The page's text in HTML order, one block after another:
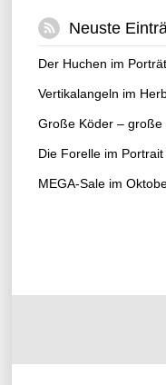
Neuste
Der Huchen im Porträt
Vertikalangeln im
Große Köder – große
Die Forelle im Portrait
MEGA-Sale im